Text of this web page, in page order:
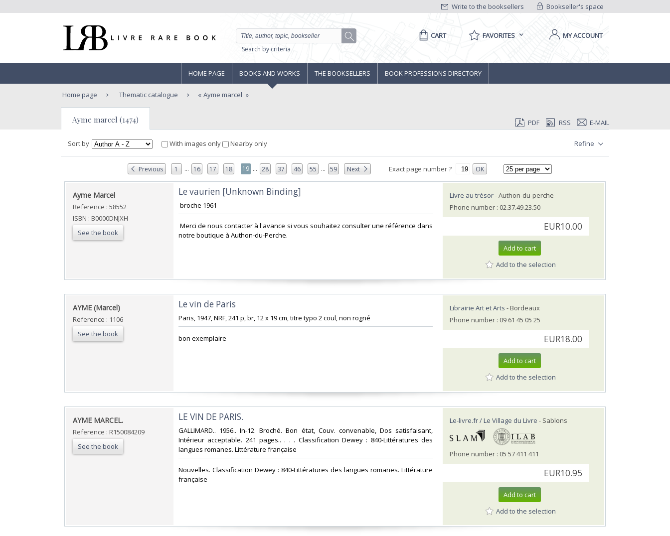
Bookseller's space
Write to the booksellers
Search by criteria
CART FAVORITES MY ACCOUNT
HOME PAGE BOOKS AND WORKS THE BOOKSELLERS BOOK PROFESSIONS DIRECTORY
Home page Thematic catalogue Ayme marcel
Ayme marcel (1474) PDF RSS E-MAIL
Sort by With images only Nearby only Refine
Previous 1 ... 16 17 18 19 ... 28 37 46 55 ... 59 Next Exact page number ? OK
‎Ayme Marcel ‎
Reference : 58552
ISBN : B0000DNJXH
See the book
‎Le vaurien [Unknown Binding]‎
‎ broche 1961 ‎
‎ Merci de nous contacter à l'avance si vous souhaitez consulter une référence dans
notre boutique à Authon-du-Perche.‎
Livre au trésor- Authon-du-perche
Phone number : 02.37.49.23.50
EUR10.00
Add to cart
Add to the selection
‎AYME (Marcel)‎
Reference : 1106
See the book
‎Le vin de Paris‎
‎Paris, 1947, NRF, 241 p, br, 12 x 19 cm, titre typo 2 coul, non rogné‎
‎bon exemplaire‎
Librairie Art et Arts - Bordeaux
Phone number : 09 61 45 05 25
EUR18.00
Add to cart
Add to the selection
‎AYME MARCEL.‎
Reference : R150084209
See the book
‎LE VIN DE PARIS.‎
‎GALLIMARD.. 1956.. In-12. Broché. Bon état, Couv. convenable, Dos satisfaisant,
Intérieur acceptable. 241 pages.. . . . Classification Dewey : 840-Littératures des
langues romanes. Littérature française‎
‎Nouvelles. Classification Dewey : 840-Littératures des langues romanes. Littérature
française‎
Le-livre.fr / Le Village du Livre - Sablons
Phone number : 05 57 411 411
EUR10.95
Add to cart
Add to the selection